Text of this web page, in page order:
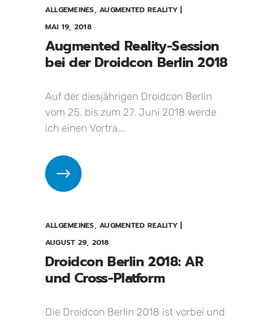
ALLGEMEINES,AUGMENTED REALITY
MAI 19, 2018
Augmented Reality-Session
bei der Droidcon Berlin 2018
Auf der diesjährigen Droidcon Berlin
vom 25. bis zum 27. Juni 2018 werde
ich einen Vortra...
ALLGEMEINES,AUGMENTED REALITY
AUGUST 29, 2018
Droidcon Berlin 2018: AR
und Cross-Platform
Die Droidcon Berlin 2018 ist vorbei und